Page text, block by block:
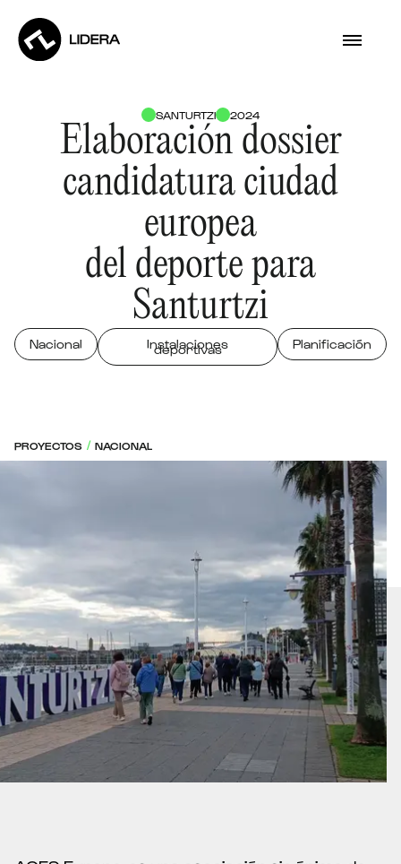
SANTURTZI 2024
Elaboración dossier
candidatura ciudad
europea
del deporte para
Santurtzi
Nacional Instalaciones
deportivas Planificación
PROYECTOS / NACIONAL